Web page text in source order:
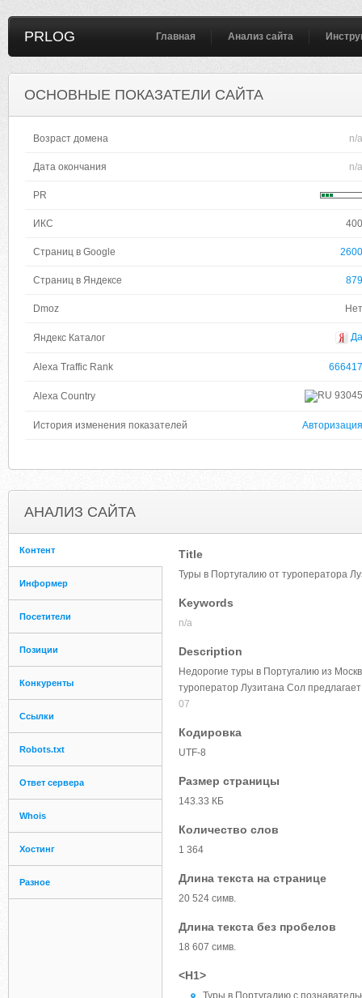
PRLOG Главная Анализ сайта
ОСНОВНЫЕ ПОКАЗАТЕЛИ САЙТА
Возраст домена n/a
Дата окончания n/a
PR
ИКС 400
Страниц в Google 2600
Страниц в Яндексе 879
Dmoz Нет
Яндекс Каталог Да
Alexa Traffic Rank 666417
Alexa Country 93045
История изменения показателей Авторизация
АНАЛИЗ САЙТА
Контент
Информер
Посетители
Позиции
Конкуренты
Ссылки
Robots.txt
Ответ сервера
Whois
Хостинг
Разное
Title
Туры в Португалию от туроператора
Keywords
n/a
Description
Недорогие туры в Португалию из
туроператор Лузитана Сол
07
Кодировка
UTF-8
Размер страницы
143.33 КБ
Количество слов
1 364
Длина текста на странице
20 524 симв.
Длина текста без пробелов
18 607 симв.
<H1>
Туры в Португалию с